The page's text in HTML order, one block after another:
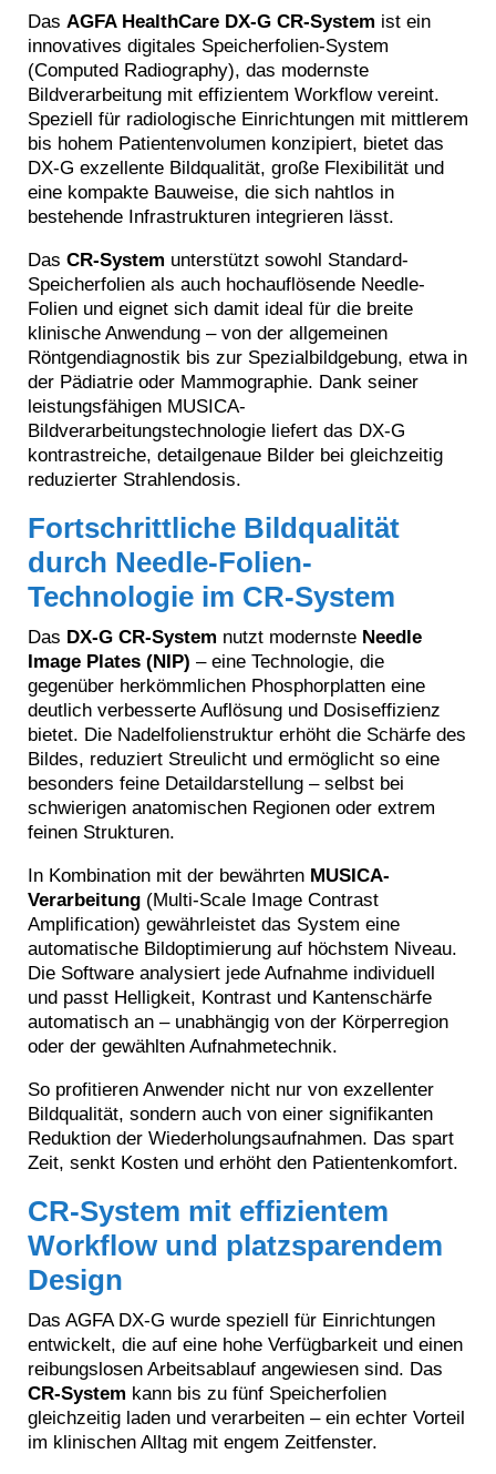
Das AGFA HealthCare DX-G CR-System ist ein
innovatives digitales Speicherfolien-System
(Computed Radiography), das modernste
Bildverarbeitung mit effizientem Workflow vereint.
Speziell für radiologische Einrichtungen mit mittlerem
bis hohem Patientenvolumen konzipiert, bietet das
DX-G exzellente Bildqualität, große Flexibilität und
eine kompakte Bauweise, die sich nahtlos in
bestehende Infrastrukturen integrieren lässt.
Das CR-System unterstützt sowohl Standard-
Speicherfolien als auch hochauflösende Needle-
Folien und eignet sich damit ideal für die breite
klinische Anwendung – von der allgemeinen
Röntgendiagnostik bis zur Spezialbildgebung, etwa in
der Pädiatrie oder Mammographie. Dank seiner
leistungsfähigen MUSICA-
Bildverarbeitungstechnologie liefert das DX-G
kontrastreiche, detailgenaue Bilder bei gleichzeitig
reduzierter Strahlendosis.
Fortschrittliche Bildqualität
durch Needle-Folien-
Technologie im CR-System
Das DX-G CR-System nutzt modernste Needle
Image Plates (NIP) – eine Technologie, die
gegenüber herkömmlichen Phosphorplatten eine
deutlich verbesserte Auflösung und Dosiseffizienz
bietet. Die Nadelfolienstruktur erhöht die Schärfe des
Bildes, reduziert Streulicht und ermöglicht so eine
besonders feine Detaildarstellung – selbst bei
schwierigen anatomischen Regionen oder extrem
feinen Strukturen.
In Kombination mit der bewährten MUSICA-
Verarbeitung(Multi-Scale Image Contrast
Amplification) gewährleistet das System eine
automatische Bildoptimierung auf höchstem Niveau.
Die Software analysiert jede Aufnahme individuell
und passt Helligkeit, Kontrast und Kantenschärfe
automatisch an – unabhängig von der Körperregion
oder der gewählten Aufnahmetechnik.
So profitieren Anwender nicht nur von exzellenter
Bildqualität, sondern auch von einer signifikanten
Reduktion der Wiederholungsaufnahmen. Das spart
Zeit, senkt Kosten und erhöht den Patientenkomfort.
CR-System mit effizientem
Workflow und platzsparendem
Design
Das AGFA DX-G wurde speziell für Einrichtungen
entwickelt, die auf eine hohe Verfügbarkeit und einen
reibungslosen Arbeitsablauf angewiesen sind. Das
CR-System kann bis zu fünf Speicherfolien
gleichzeitig laden und verarbeiten – ein echter Vorteil
im klinischen Alltag mit engem Zeitfenster.